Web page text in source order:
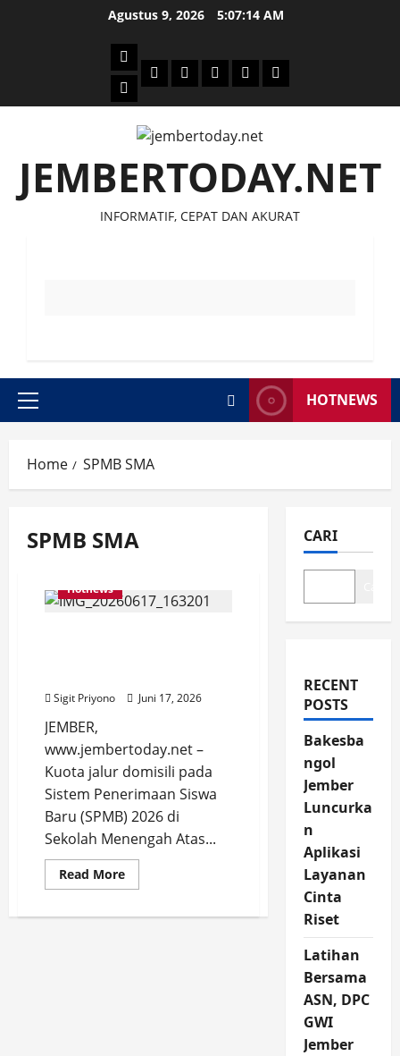
Agustus 9, 2026 5:07:15 AM
Beranda
News
PolitikOtomotifEkonomiSosialtentang
JEMBERTODAY.NET
INFORMATIF, CEPAT DAN AKURAT
Primary
HOTNEWS
Home SPMB SMA
SPMB SMA
Hotnews
Sigit Priyono Juni 17, 2026
JEMBER,
www.jembertoday.net –
Kuota jalur domisili pada
Sistem Penerimaan Siswa
Baru (SPMB) 2026 di
Sekolah Menengah Atas...
Read MoreRead
more
2026
CARI
RECENT
POSTS
Bakesba
ngol
Jember
Luncurka
n
Aplikasi
Layanan
Cinta
Riset
Latihan
Bersama
ASN, DPC
GWI
Jember